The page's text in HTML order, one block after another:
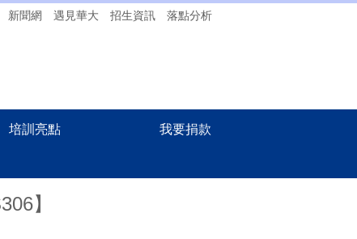
新聞網 遇見華大 招生資訊 落點分析
培訓亮點
我要捐款
】